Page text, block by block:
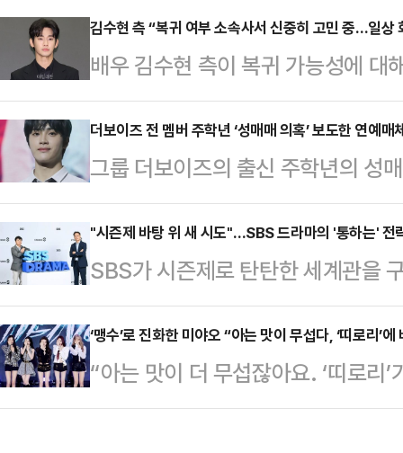
출연진 고준희, 박미선, 이봉원, 신
족’은 스타 가족의 웃음과 갈등, 사
리얼리티다.박미선은 복귀를 결심
귀 후 많은 연락을 받지는 못했다”
감도 없고 체력도 예전 같지 않아
지 않을까…
김수현 측 “복귀 여부 소속사서 신중히 고민 중…일상
배우 김수현 측이 복귀 가능성에 대
리인 고상록 변호사는 지난 1일
해 김수현의 복귀 계획을 두고 “구
하고 있다”고 말했다.이어 “끝까지
에 설 수 있도록 노력하겠다”고 밝
복귀가 최우선”이라며 당장 활동
라는 점을 강조했다.고 변호사는 김
나게 사이버 범죄 …
더보이즈 전 멤버 주학년 ‘성매매 의혹’ 보도한 연예매
그룹 더보이즈의 출신 주학년의 성
다.2일 법조계에 따르면 서울서부
12일 주학년의 사생활 의혹을 보도
상 명예훼손 혐의로 불구속 기소했
의 한 술집에서 성인비디오(AV) 배
했다’는 취지의 기사를 게재한 혐의
은 뒤늦게 이를 시인했다’는 내용
속사 원헌드레드는 주학…
"시즌제 바탕 위 새 시도"…SBS 드라마의 '통하는'
SBS가 시즌제로 탄탄한 세계관을
를 유발한다.1일 서울 마포구 호텔
DRAMA: NEXT EPISODE'에서는
실장이 SBS 드라마 성과를 짚고
드라마의 성과를 짚었다. '열혈사제
‘맹수’로 진화한 미야오 “아는 맛이 무섭다, ‘띠로리’
“아는 맛이 더 무섭잖아요. ‘띠로리
(MEOVV)가 익숙하면서도 새로운,